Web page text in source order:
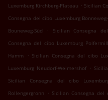
Luxemburg Kirchberg-Plateau . Sicilian
Consegna del cibo Luxemburg
Bouneweg-Süd
. Sicilian Consegna
Consegna del cibo Luxemburg
Hamm
. Sicilian Consegna del cibo
Luxemburg Neudorf-Weimershof .
Sicilian Consegna del cibo
Rollengergronn
. Sicilian Consegna del